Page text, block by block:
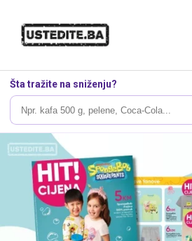
Šta tražite na sniženju?